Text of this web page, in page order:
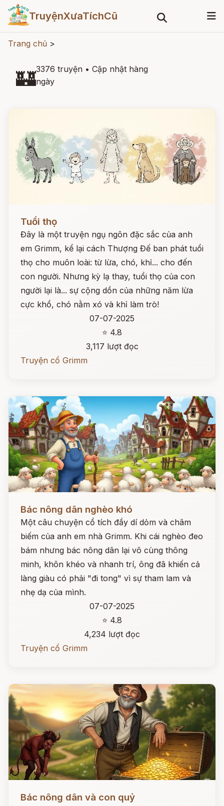
TruyệnXưaTíchCũ
Trang chủ >
🏰3376 truyện • Cập nhật hàng
ngày
Đọc ngay
Tuổi thọ
Đây là một truyện ngụ ngôn đặc sắc của anh
em Grimm, kể lại cách Thượng Đế ban phát tuổi
thọ cho muôn loài: từ lừa, chó, khỉ... cho đến
con người. Nhưng kỳ lạ thay, tuổi thọ của con
người lại là... sự cộng dồn của những năm lừa
cực khổ, chó nằm xó và khỉ làm trò!
07-07-2025
⭐ 4.8
3,117 lượt đọc
Truyện cổ Grimm
Bác nông dân nghèo khó
Một câu chuyện cổ tích đầy dí dỏm và châm
biếm của anh em nhà Grimm. Khi cái nghèo đeo
bám nhưng bác nông dân lại vô cùng thông
minh, khôn khéo và nhanh trí, ông đã khiến cả
làng giàu có phải "đi tong" vì sự tham lam và
nhẹ dạ của mình.
07-07-2025
⭐ 4.8
4,234 lượt đọc
Truyện cổ Grimm
Bác nông dân và con quỷ